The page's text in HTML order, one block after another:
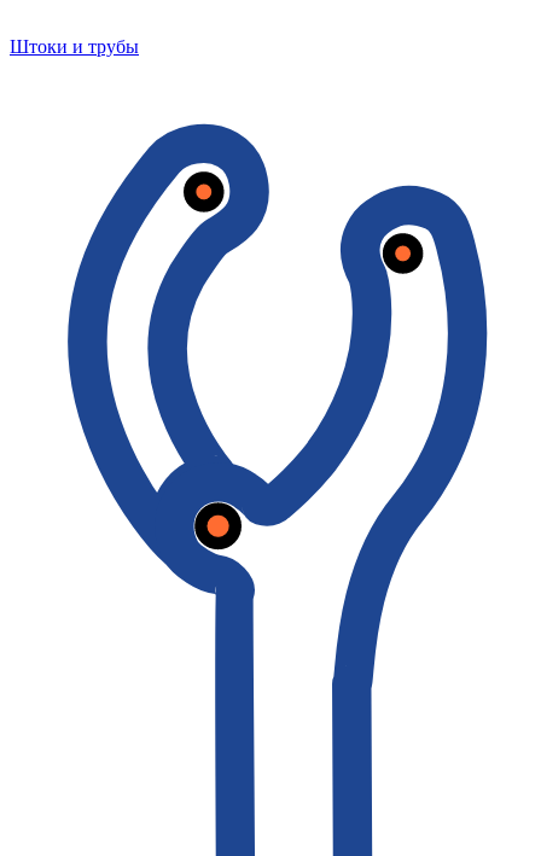
Штоки и трубы